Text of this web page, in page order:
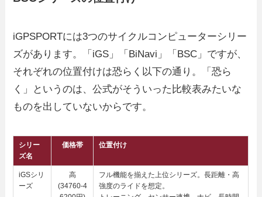
iGPSPORTには3つのサイクルコンピューターシリー
ズがあります。「iGS」「BiNavi」「BSC」ですが、
それぞれの位置付けは恐らく以下の通り。「恐ら
く」というのは、公式がそういった比較表みたいな
ものを出していないからです。
シリー
ズ名
価格帯 位置付け
iGSシリ
ーズ
高
(34760-4
フル機能を揃えた上位シリーズ。長距離・高
強度のライドを想定。